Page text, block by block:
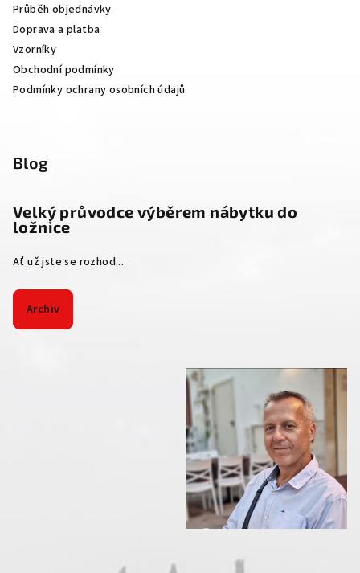
Průběh objednávky
Doprava a platba
Vzorníky
Obchodní podmínky
Podmínky ochrany osobních údajů
Blog
Velký průvodce výběrem nábytku do
ložnice
Ať už jste se rozhod...
Archiv